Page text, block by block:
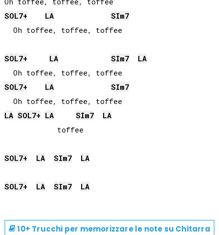
SOL7+ LA SIm7
  Oh toffee, toffee, toffee
SOL7+ LA SIm7
LA
SOL7+ LA SIm7
LA SOL7+ LA SIm7
LA
            toffee
SOL7+ LA SIm7 LA
SOL7+ LA SIm7 LA
10+ Trucchi per memorizzare le note su Chitarra